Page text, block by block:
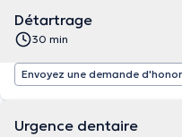
Détartrage
30 min
Envoyez une demande
Urgence dentaire